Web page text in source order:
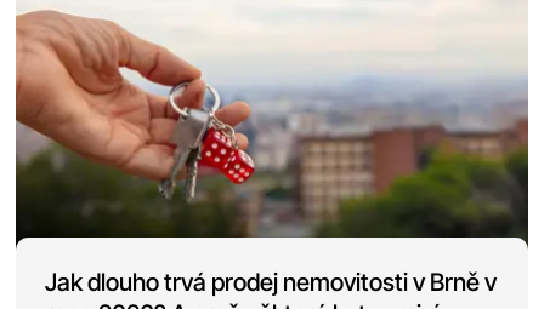
Jak dlouho trvá prodej nemovitosti v Brně v